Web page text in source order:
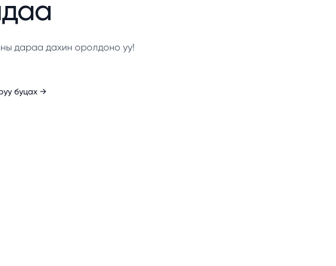
дараа дахин оролдоно уу!
буцах →